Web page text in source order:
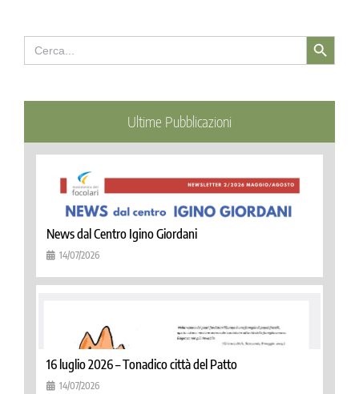
Search
for:
Search Button
Ultime Pubblicazioni
News dal Centro Igino Giordani
14/07/2026
16 luglio 2026 – Tonadico città del Patto
14/07/2026